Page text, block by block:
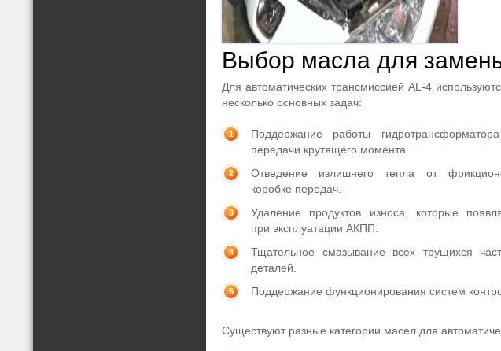
Выбор масла для
Для автоматических трансмиссией AL-4
несколько основных задач:
Поддержание работы
передачи крутящего момента.
Отведение излишнего тепла от
коробке передач.
Удаление продуктов износа, которые
при эксплуатации АКПП.
Тщательное смазывание всех трущихся
деталей.
Поддержание функционирования систем
Существуют разные категории масел для